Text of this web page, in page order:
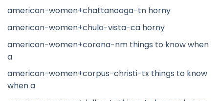
american-women+chattanooga-tn horny
american-women+chula-vista-ca horny
american-women+corona-nm things to know when
a
american-women+corpus-christi-tx things to know
when a